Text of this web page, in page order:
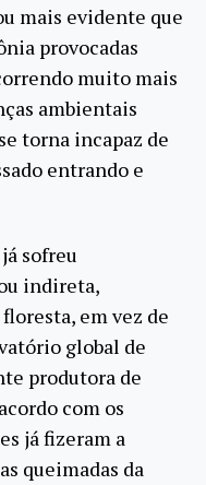
mais evidente que
provocadas
muito mais
ambientais
torna incapaz de
entrando e
sofreu
indireta,
em vez de
global de
produtora de
com os
já fizeram a
queimadas da